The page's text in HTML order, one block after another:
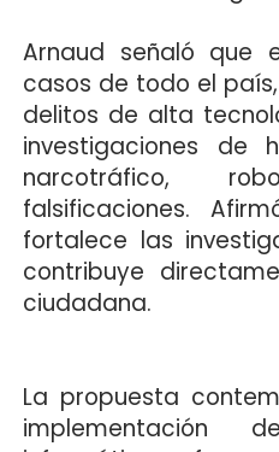
Arnaud señaló que
casos de todo el
delitos de alta
investigaciones de
narcotráfico,
falsificaciones.
fortalece las
contribuye
ciudadana.
La propuesta
implementación